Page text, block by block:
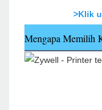
>Klik
Mengapa Memilih